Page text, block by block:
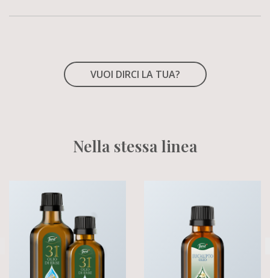
VUOI DIRCI LA TUA?
Nella stessa linea